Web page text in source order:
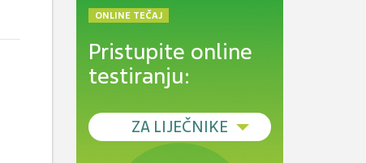
ONLINE TEČAJ
Pristupite online
testiranju:
ZA LIJEČNIKE